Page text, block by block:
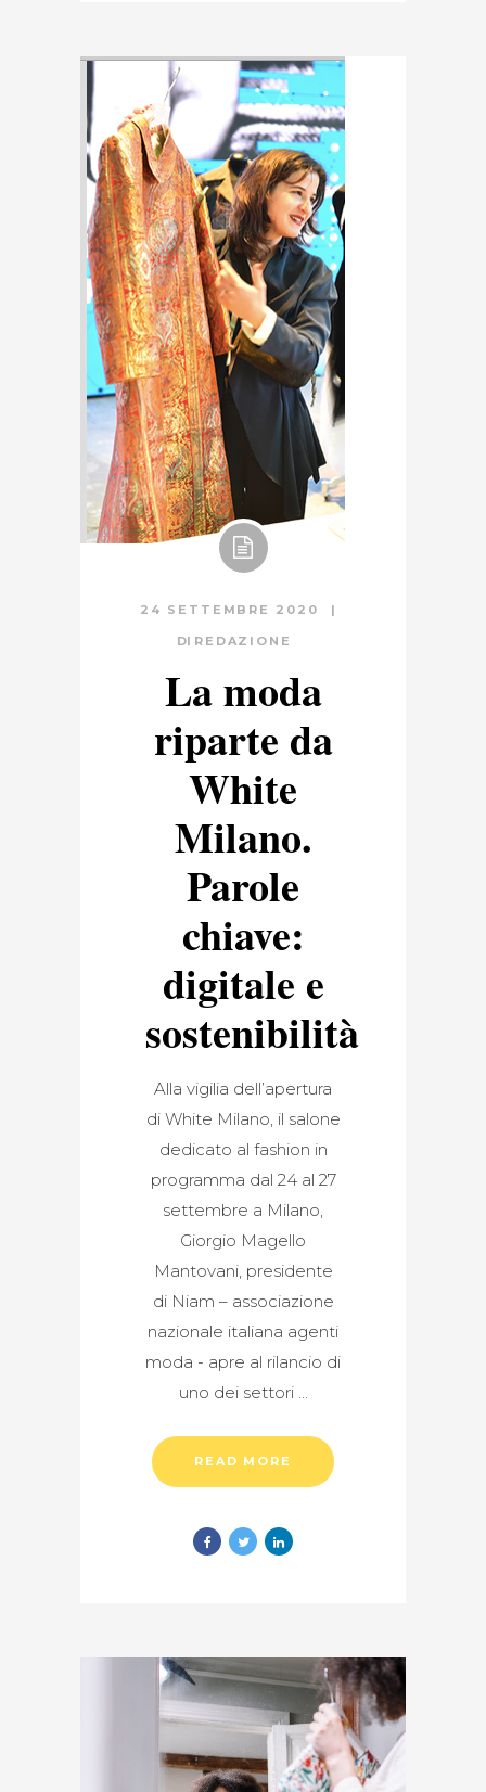
24 SETTEMBRE 2020
DI REDAZIONE
La moda
riparte da
White
Milano.
Parole
chiave:
digitale e
sostenibilità
Alla vigilia dell’apertura
di White Milano, il salone
dedicato al fashion in
programma dal 24 al 27
settembre a Milano,
Giorgio Magello
Mantovani, presidente
di Niam – associazione
nazionale italiana agenti
moda - apre al rilancio di
uno dei settori
READ MORE